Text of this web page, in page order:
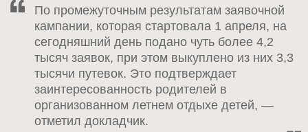
По промежуточным результатам заявочной
кампании, которая стартовала 1 апреля, на
сегодняшний день подано чуть более 4,2
тысяч заявок, при этом выкуплено из них 3,3
тысячи путевок. Это подтверждает
заинтересованность родителей в
организованном летнем отдыхе детей, —
отметил докладчик.